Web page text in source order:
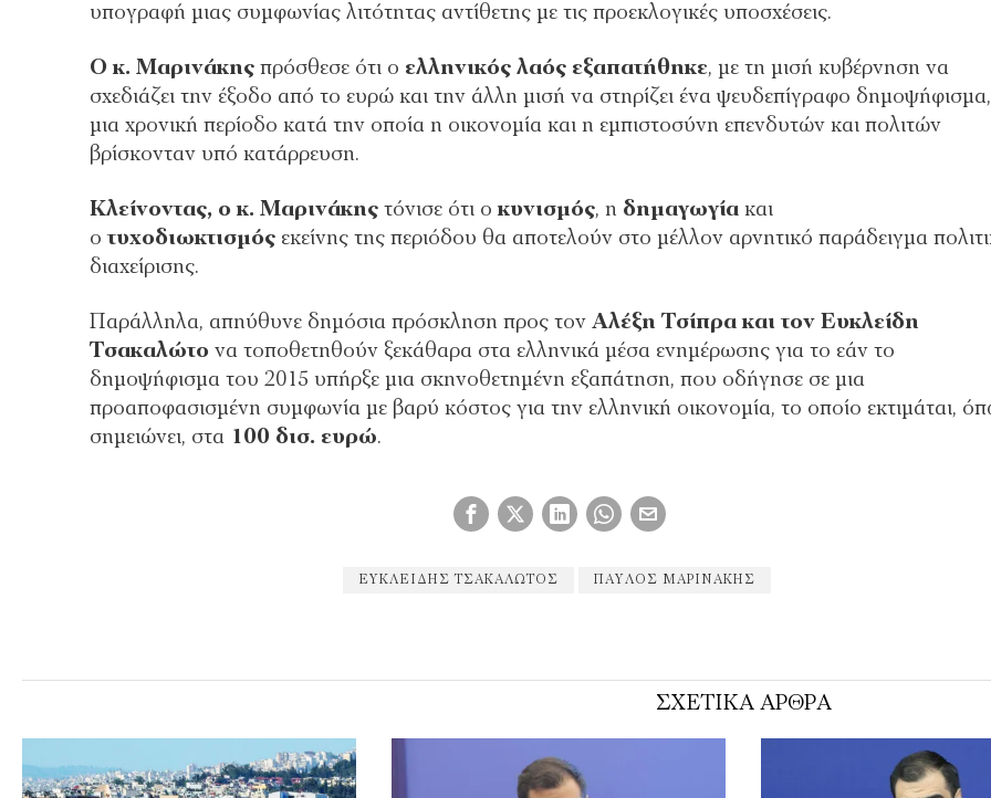
υπογραφή μιας συμφωνίας λιτότητας αντίθετης με τις προεκλογικές υποσχέσεις.
Ο κ. Μαρινάκηςπρόσθεσε ότι ο ελληνικός λαός εξαπατήθηκε, με τη μισή κυβέρνηση να
σχεδιάζει την έξοδο από το ευρώ και την άλλη μισή να στηρίζει ένα ψευδεπίγραφο
μια χρονική περίοδο κατά την οποία η οικονομία και η εμπιστοσύνη επενδυτών και πολιτών
βρίσκονταν υπό κατάρρευση.
Κλείνοντας, ο κ. Μαρινάκηςτόνισε ότι οκυνισμός, η δημαγωγίακαι
οτυχοδιωκτισμόςεκείνης της περιόδου θα αποτελούν στο μέλλον αρνητικό παράδειγμα
διαχείρισης.
Παράλληλα, απηύθυνε δημόσια πρόσκληση προς τον Αλέξη Τσίπρα και τον Ευκλείδη
Τσακαλώτο να τοποθετηθούν ξεκάθαρα στα ελληνικά μέσα ενημέρωσης για το εάν το
δημοψήφισμα του 2015 υπήρξε μια σκηνοθετημένη εξαπάτηση, που οδήγησε σε μια
προαποφασισμένη συμφωνία με βαρύ κόστος για την ελληνική οικονομία, το οποίο εκτιμάται,
σημειώνει, στα 100 δισ. ευρώ.
ΕΥΚΛΕΊΔΗΣ ΤΣΑΚΑΛΏΤΟΣ ΠΑΎΛΟΣ ΜΑΡΙΝΆΚΗΣ
ΣΧΕΤΙΚΑ ΑΡΘΡΑ